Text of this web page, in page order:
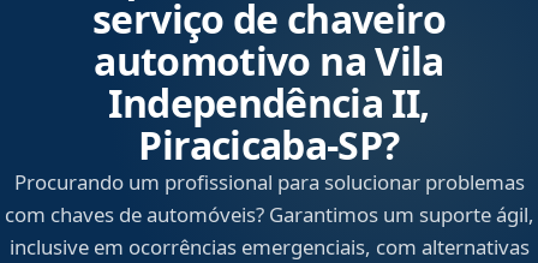
serviço de chaveiro
automotivo na Vila
Independência II,
Piracicaba‑SP?
Procurando um profissional para solucionar problemas
com chaves de automóveis? Garantimos um suporte ágil,
inclusive em ocorrências emergenciais, com alternativas